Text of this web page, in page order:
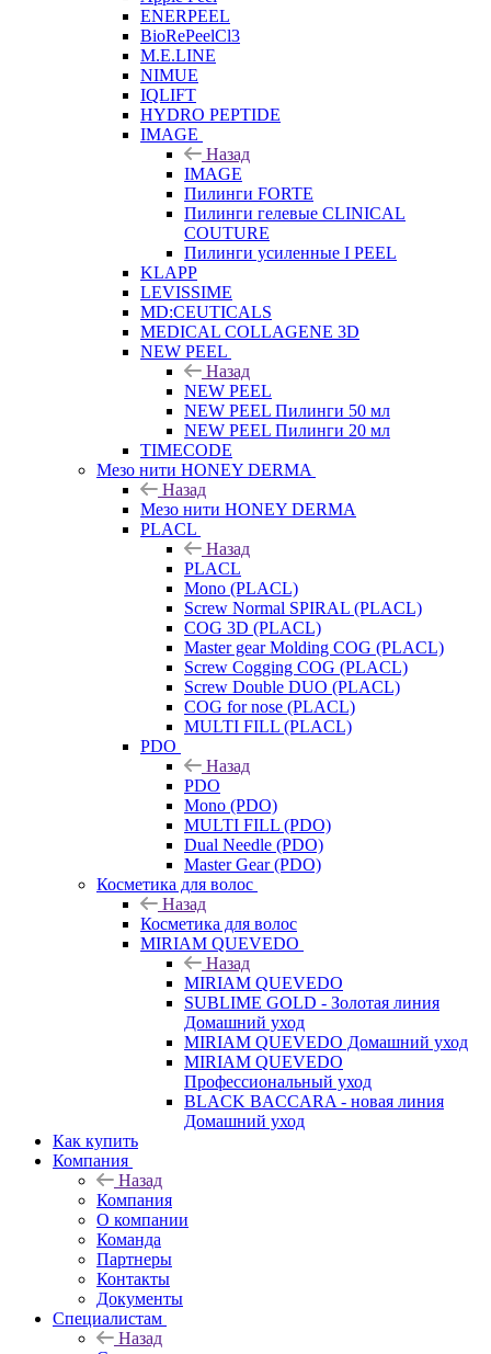
ENERPEEL
BioRePeelCl3
M.E.LINE
NIMUE
IQLIFT
HYDRO PEPTIDE
IMAGE
Назад
IMAGE
Пилинги FORTE
Пилинги гелевые CLINICAL
COUTURE
Пилинги усиленные I PEEL
KLAPP
LEVISSIME
MD:CEUTICALS
MEDICAL COLLAGENE 3D
NEW PEEL
Назад
NEW PEEL
NEW PEEL Пилинги 50 мл
NEW PEEL Пилинги 20 мл
TIMECODE
Мезо нити HONEY DERMA
Назад
Мезо нити HONEY DERMA
PLACL
Назад
PLACL
Mono (PLACL)
Screw Normal SPIRAL (PLACL)
COG 3D (PLACL)
Master gear Molding COG (PLACL)
Screw Cogging COG (PLACL)
Screw Double DUO (PLACL)
COG for nose (PLACL)
MULTI FILL (PLACL)
PDO
Назад
PDO
Mono (PDO)
MULTI FILL (PDO)
Dual Needle (PDO)
Master Gear (PDO)
Косметика для волос
Назад
Косметика для волос
MIRIAM QUEVEDO
Назад
MIRIAM QUEVEDO
SUBLIME GOLD - Золотая линия
Домашний уход
MIRIAM QUEVEDO Домашний уход
MIRIAM QUEVEDO
Профессиональный уход
BLACK BACCARA - новая линия
Домашний уход
Как купить
Компания
Назад
Компания
О компании
Команда
Партнеры
Контакты
Документы
Специалистам
Назад